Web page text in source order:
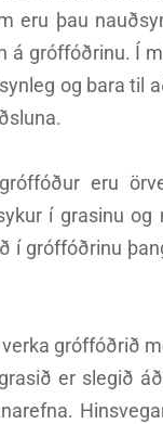
eru þau
á gróffóðrinu. Í
og bara til
eru
í grasinu og
í gróffóðrinu
gróffóðrið
er slegið